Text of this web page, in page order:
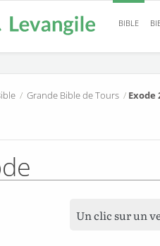
BIBLE
/ Grande Bible de Tours / Exode
Un clic sur un